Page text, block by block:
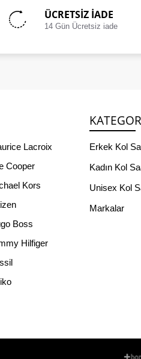
ÜCRETSIZ İADE
14 Gün Ücretsiz iade
Lacroix
Cooper
Kors
Boss
Hilfiger
Erkek Kol
Kadın Kol
Unisex Kol
Markalar